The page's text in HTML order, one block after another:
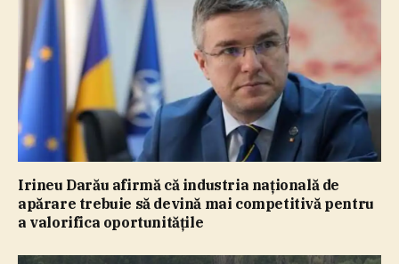
Irineu Darău afirmă că industria naţională de
apărare trebuie să devină mai competitivă pentru
a valorifica oportunităţile